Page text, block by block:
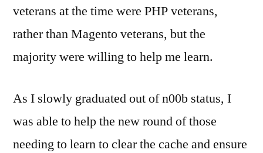
veterans at the time were PHP veterans,
rather than Magento veterans, but the
majority were willing to help me learn.
As I slowly graduated out of n00b status, I
was able to help the new round of those
needing to learn to clear the cache and ensure